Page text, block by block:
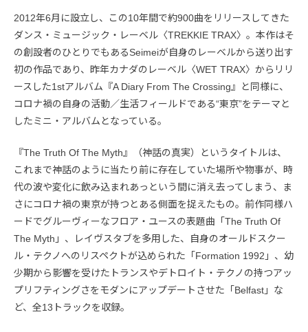
2012年6月に設立し、この10年間で約900曲をリリースしてきた
ダンス・ミュージック・レーベル〈TREKKIE TRAX〉。本作はそ
の創設者のひとりでもあるSeimeiが自身のレーベルから送り出す
初の作品であり、昨年カナダのレーベル〈WET TRAX〉からリリ
ースした1stアルバム『A Diary From The Crossing』と同様に、
コロナ禍の自身の活動／生活フィールドである“東京”をテーマと
したミニ・アルバムとなっている。
『The Truth Of The Myth』（神話の真実）というタイトルは、
これまで神話のように当たり前に存在していた場所や物事が、時
代の波や変化に飲み込まれあっという間に消え去ってしまう、ま
さにコロナ禍の東京が持つとある側面を捉えたもの。前作同様ハ
ードでグルーヴィーなフロア・ユースの表題曲「The Truth Of
The Myth」、レイヴスタブを多用した、自身のオールドスクー
ル・テクノへのリスペクトが込められた「Formation 1992」、幼
少期から影響を受けたトランスやデトロイト・テクノの持つアッ
プリフティングさをモダンにアップデートさせた「Belfast」な
ど、全13トラックを収録。